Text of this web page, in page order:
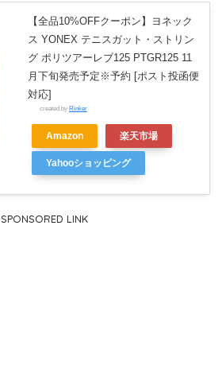
【全品10%OFFクーポン】ヨネック
ス YONEX テニスガット・ストリン
グ ポリツアーレブ125 PTGR125 11
月下旬発売予定※予約 [ポスト投函便
対応]
created by Rinker
Amazon 楽天市場
Yahooショッピング
SPONSORED LINK